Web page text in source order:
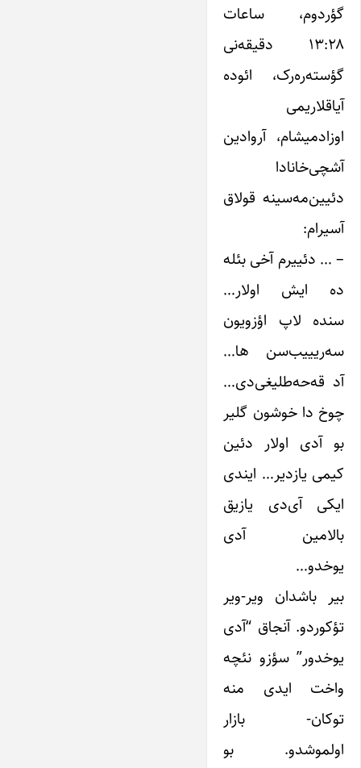
گؤردوم، ساعات
۱۳:۲۸ دقیقه‌نی
گؤسته‌ره‌رک، ائوده
آیاقلاریمی
اوزادمیشام، آروادین
آشچی‌خانادا
دئیین‌مه‌سینه قولاق
آسیرام:
– … دئییرم آخی بئله
ده ایش اولار…
سنده لاپ اؤزویون
سه‌ریییب‌سن ها…
آد قه‌حه‌طلیغی‌دی…
چوخ دا خوشون گلیر
بو آدی اولار دئین
کیمی یازدیر… ایندی
ایکی آی‌دی یازیق
بالامین آدی
یوخدو…
بیر باشدان ویر-ویر
تؤکوردو. آنجاق “آدی
یوخدور” سؤزو نئچه
واخت ایدی منه
توکان- بازار
اولموشدو. بو